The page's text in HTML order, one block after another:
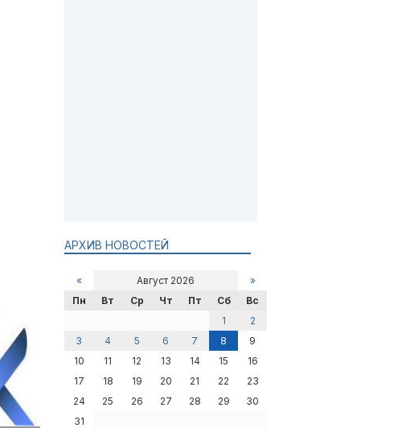
АРХИВ НОВОСТЕЙ
« Август 2026
»
Пн
Вт Ср Чт Пт Сб
Вс
1
2
3
4 5 6 7 8
9
10
11 12 13 14 15
16
17
18 19 20 21 22
23
24
25 26 27 28 29
30
31